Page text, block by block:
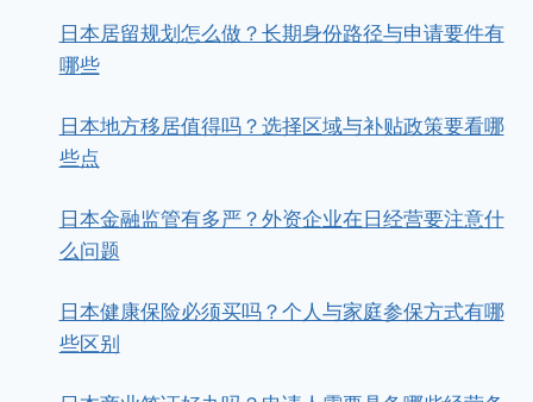
日本居留规划怎么做？长期身份路径与申请要件有
哪些
日本地方移居值得吗？选择区域与补贴政策要看哪
些点
日本金融监管有多严？外资企业在日经营要注意什
么问题
日本健康保险必须买吗？个人与家庭参保方式有哪
些区别